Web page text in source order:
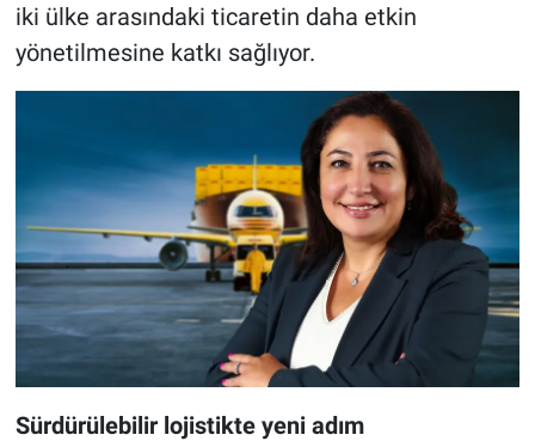
iki ülke arasındaki ticaretin daha etkin
yönetilmesine katkı sağlıyor.
Sürdürülebilir lojistikte yeni adım